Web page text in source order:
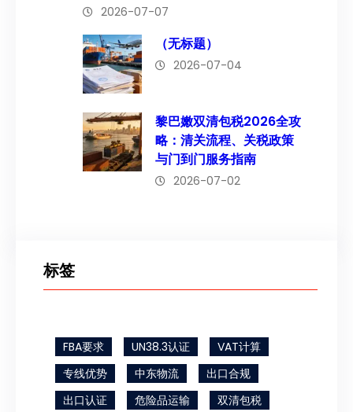
2026-07-07
（无标题）
2026-07-04
黎巴嫩双清包税2026全攻
略：清关流程、关税政策
与门到门服务指南
2026-07-02
标签
FBA要求 UN38.3认证
VAT计算
专线优势
中东物流
出口合规
出口认证
危险品运输 双清包税